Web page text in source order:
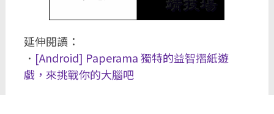
延伸閱讀：
． [Android] Paperama 獨特的益智摺紙遊
戲，來挑戰你的大腦吧